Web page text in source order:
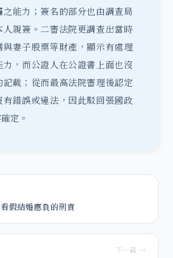
能力；簽名的部分也由調查局
人親簽。二審法院更調查出當時
與妻子股票等財產，顯示有處理
，而公證人在公證書上面也沒
載；從而最高法院審理後認定
有錯誤或違法，因此駁回張國政
定。
假結婚應負的刑責
下一篇 →